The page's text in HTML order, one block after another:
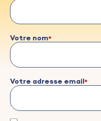
Votre nom
Votre adresse email